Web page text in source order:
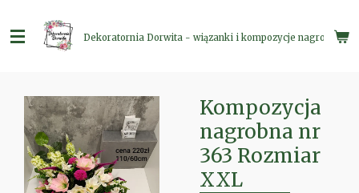
do
głównej
Dekoratornia Dorwita - wiązanki i kompozycje nagrobne
Kompozycja
nagrobna nr
363 Rozmiar
XXL